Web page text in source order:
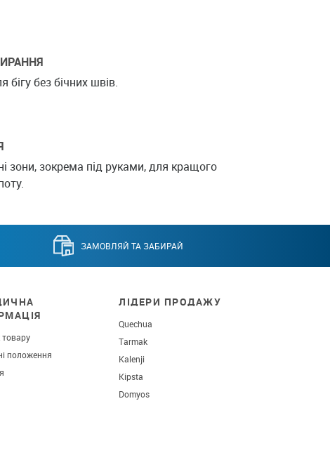
бігу без бічних швів.
зони, зокрема під руками, для кращого
ЗАМОВЛЯЙ ТА ЗАБИРАЙ
товару
положення
ЛІДЕРИ ПРОДАЖУ
Quechua
Tarmak
Kalenji
Kipsta
Domyos